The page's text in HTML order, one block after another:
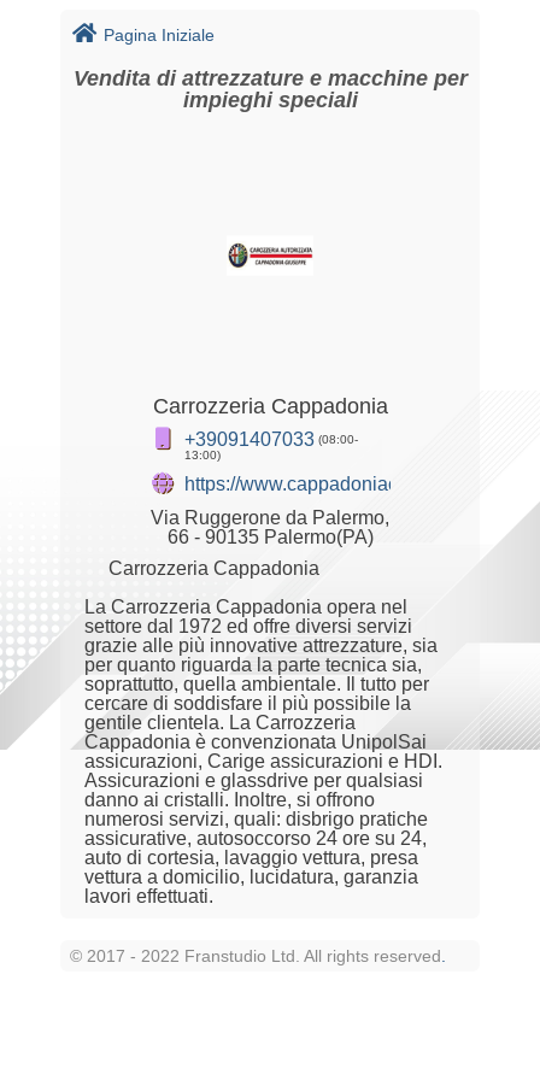
Pagina Iniziale
Vendita di attrezzature e macchine per
impieghi speciali
Carrozzeria Cappadonia
+39091407033 (08:00-
13:00)
https://www.cappadoniacarrozzeria.it
Via Ruggerone da Palermo,
66 - 90135 Palermo(PA)
Carrozzeria Cappadonia
La Carrozzeria Cappadonia opera nel
settore dal 1972 ed offre diversi servizi
grazie alle più innovative attrezzature, sia
per quanto riguarda la parte tecnica sia,
soprattutto, quella ambientale. Il tutto per
cercare di soddisfare il più possibile la
gentile clientela. La Carrozzeria
Cappadonia è convenzionata UnipolSai
assicurazioni, Carige assicurazioni e HDI.
Assicurazioni e glassdrive per qualsiasi
danno ai cristalli. Inoltre, si offrono
numerosi servizi, quali: disbrigo pratiche
assicurative, autosoccorso 24 ore su 24,
auto di cortesia, lavaggio vettura, presa
vettura a domicilio, lucidatura, garanzia
lavori effettuati.
© 2017 - 2022 Franstudio Ltd. All rights reserved